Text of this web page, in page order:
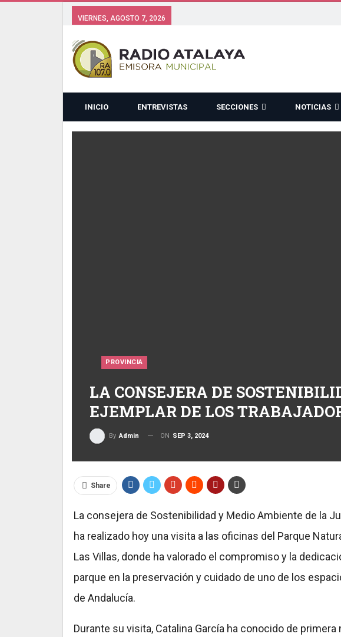
VIERNES, AGOSTO 7, 2026
INICIO ENTREVISTAS SECCIONES NOTICIAS
PROVINCIA
LA CONSEJERA DE
EJEMPLAR DE LOS
By Admin ON SEP 3, 2024
Share
La consejera de Sostenibilidad y Medio Ambiente de la
ha realizado hoy una visita a las oficinas del Parque
Las Villas, donde ha valorado el compromiso y la
parque en la preservación y cuidado de uno de los
de Andalucía.
Durante su visita, Catalina García ha conocido de